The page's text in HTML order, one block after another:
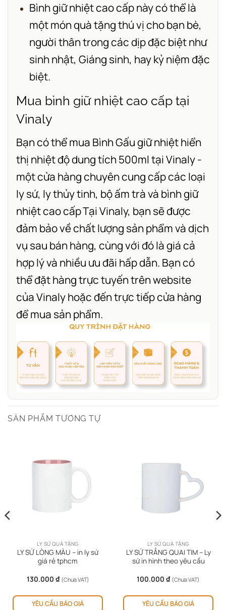
Bình giữ nhiệt cao cấp này có thể là
một món quà tặng thú vị cho bạn bè,
người thân trong các dịp đặc biệt như
sinh nhật, Giáng sinh, hay kỷ niệm đặc
biệt.
Mua bình giữ nhiệt cao cấp tại
Vinaly
Bạn có thể mua Bình Gấu giữ nhiệt hiển
thị nhiệt độ dung tích 500ml tại Vinaly -
một cửa hàng chuyên cung cấp các loại
ly sứ, ly thủy tinh, bộ ấm trà và bình giữ
nhiệt cao cấpTại Vinaly, bạn sẽ được
đảm bảo về chất lượng sản phẩm và dịch
vụ sau bán hàng, cùng với đó là giá cả
hợp lý và nhiều ưu đãi hấp dẫn. Bạn có
thể đặt hàng trực tuyến trên website
của Vinaly hoặc đến trực tiếp cửa hàng
để mua sản phẩm.
SẢN PHẨM TƯƠNG TỰ
LY SỨ QUÀ TẶNG
LY SỨ LÒNG MÀU – in ly sứ
giá rẻ tphcm
130.000 ₫ (Chưa VAT)
YÊU CẦU BÁO GIÁ
LY SỨ QUÀ TẶNG
LY SỨ TRẮNG QUAI TIM – Ly
sứ in hình theo yêu cầu
100.000 ₫ (Chưa VAT)
YÊU CẦU BÁO GIÁ